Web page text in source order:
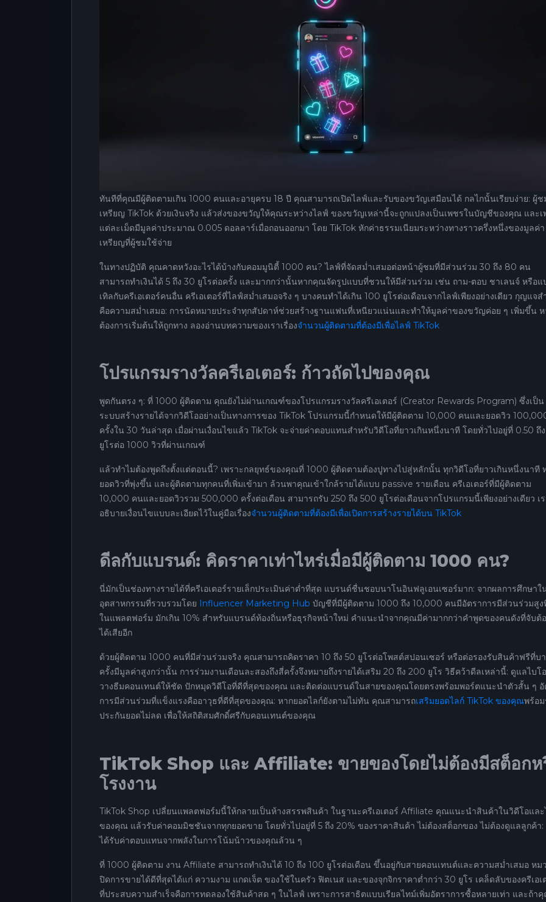
ทันทีที่คุณมีผู้ติดตามเกิน 1000 คนและอายุครบ 18 ปี คุณสามารถเปิดไลฟ์และรับของขวัญเสมือนได้ กลไกนั้นเรียบง่าย: ผู้ช
เหรียญ TikTok ด้วยเงินจริง แล้วส่งของขวัญให้คุณระหว่างไลฟ์ ของขวัญเหล่านี้จะถูกแปลงเป็นเพชรในบัญชีของคุณ และเ
แต่ละเม็ดมีมูลค่าประมาณ 0.005 ดอลลาร์เมื่อถอนออกมา โดย TikTok หักค่าธรรมเนียมระหว่างทางราวครึ่งหนึ่งของมูลค่า
เหรียญที่ผู้ชมใช้จ่าย
ในทางปฏิบัติ คุณคาดหวังอะไรได้บ้างกับคอมมูนิตี้ 1000 คน? ไลฟ์ที่จัดสม่ำเสมอต่อหน้าผู้ชมที่มีส่วนร่วม 30 ถึง 80 คน
สามารถทำเงินได้ 5 ถึง 30 ยูโรต่อครั้ง และมากกว่านั้นหากคุณจัดรูปแบบที่ชวนให้มีส่วนร่วม เช่น ถาม-ตอบ ชาเลนจ์ หรือแ
เทิลกับครีเอเตอร์คนอื่น ครีเอเตอร์ที่ไลฟ์สม่ำเสมอจริง ๆ บางคนทำได้เกิน 100 ยูโรต่อเดือนจากไลฟ์เพียงอย่างเดียว กุญแจ
คือความสม่ำเสมอ: การนัดหมายประจำทุกสัปดาห์ช่วยสร้างฐานแฟนที่เหนียวแน่นและทำให้มูลค่าของขวัญค่อย ๆ เพิ่มขึ้น ห
ต้องการเริ่มต้นให้ถูกทาง ลองอ่านบทความของเราเรื่องจำนวนผู้ติดตามที่ต้องมีเพื่อไลฟ์ TikTok
โปรแกรมรางวัลครีเอเตอร์: ก้าวถัดไปของคุณ
พูดกันตรง ๆ: ที่ 1000 ผู้ติดตาม คุณยังไม่ผ่านเกณฑ์ของโปรแกรมรางวัลครีเอเตอร์ (Creator Rewards Program) ซึ่งเป็น
ระบบสร้างรายได้จากวิดีโออย่างเป็นทางการของ TikTok โปรแกรมนี้กำหนดให้มีผู้ติดตาม 10,000 คนและยอดวิว
ครั้งใน 30 วันล่าสุด เมื่อผ่านเงื่อนไขแล้ว TikTok จะจ่ายค่าตอบแทนสำหรับวิดีโอที่ยาวเกินหนึ่งนาที โดยทั่วไปอยู่ที่ 0.50 ถึง
ยูโรต่อ 1000 วิวที่ผ่านเกณฑ์
แล้วทำไมต้องพูดถึงตั้งแต่ตอนนี้? เพราะกลยุทธ์ของคุณที่ 1000 ผู้ติดตามต้องปูทางไปสู่หลักนั้น ทุกวิดีโอที่ยาวเกินหนึ่งนาที
ยอดวิวที่พุ่งขึ้น และผู้ติดตามทุกคนที่เพิ่มเข้ามา ล้วนพาคุณเข้าใกล้รายได้แบบ passive รายเดือน ครีเอเตอร์ที่มีผู้ติดตาม
10,000 คนและยอดวิวรวม 500,000 ครั้งต่อเดือน สามารถรับ 250 ถึง 500 ยูโรต่อเดือนจากโปรแกรมนี้เพียงอย่างเดียว เ
อธิบายเงื่อนไขแบบละเอียดไว้ในคู่มือเรื่องจำนวนผู้ติดตามที่ต้องมีเพื่อเปิดการสร้างรายได้บน TikTok
ดีลกับแบรนด์: คิดราคาเท่าไหร่เมื่อมีผู้ติดตาม 1000 คน?
นี่มักเป็นช่องทางรายได้ที่ครีเอเตอร์รายเล็กประเมินค่าต่ำที่สุด แบรนด์ชื่นชอบนาโนอินฟลูเอนเซอร์มาก: จากผลการศึกษาใ
อุตสาหกรรมที่รวบรวมโดย Influencer Marketing Hub บัญชีที่มีผู้ติดตาม 1000 ถึง 10,000 คนมีอัตราการมีส่วนร่วมสูง
ในแพลตฟอร์ม มักเกิน 10% สำหรับแบรนด์ท้องถิ่นหรือธุรกิจหน้าใหม่ คำแนะนำจากคุณมีค่ามากกว่าคำพูดของคนดังที่จับต้
ได้เสียอีก
ด้วยผู้ติดตาม 1000 คนที่มีส่วนร่วมจริง คุณสามารถคิดราคา 10 ถึง 50 ยูโรต่อโพสต์สปอนเซอร์ หรือต่อรองรับสินค้าฟรีที่บ
ครั้งมีมูลค่าสูงกว่านั้น การร่วมงานเดือนละสองถึงสี่ครั้งจึงหมายถึงรายได้เสริม 20 ถึง 200 ยูโร วิธีคว้าดีลเหล่านี้: ดูแลไบโ
วางธีมคอนเทนต์ให้ชัด ปักหมุดวิดีโอที่ดีที่สุดของคุณ และติดต่อแบรนด์ในสายของคุณโดยตรงพร้อมพอร์ตแนะนำตัวสั้น ๆ อั
การมีส่วนร่วมที่แข็งแรงคืออาวุธที่ดีที่สุดของคุณ: หากยอดไลก์ยังตามไม่ทัน คุณสามารถเสริมยอดไลก์ TikTok ของคุณพร้อ
ประกันยอดไม่ลด เพื่อให้สถิติสมศักดิ์ศรีกับคอนเทนต์ของคุณ
TikTok Shop และ Affiliate: ขายของโดยไม่ต้องมีสต็อกห
โรงงาน
TikTok Shop เปลี่ยนแพลตฟอร์มนี้ให้กลายเป็นห้างสรรพสินค้า ในฐานะครีเอเตอร์ Affiliate คุณแนะนำสินค้าในวิดีโอแล
ของคุณ แล้วรับค่าคอมมิชชันจากทุกยอดขาย โดยทั่วไปอยู่ที่ 5 ถึง 20% ของราคาสินค้า ไม่ต้องสต็อกของ ไม่ต้องดูแลลูกค้า
ได้รับค่าตอบแทนจากพลังในการโน้มน้าวของคุณล้วน ๆ
ที่ 1000 ผู้ติดตาม งาน Affiliate สามารถทำเงินได้ 10 ถึง 100 ยูโรต่อเดือน ขึ้นอยู่กับสายคอนเทนต์และความสม่ำเสมอ หม
ปิดการขายได้ดีที่สุดได้แก่ ความงาม แกดเจ็ต ของใช้ในครัว ฟิตเนส และของจุกจิกราคาต่ำกว่า 30 ยูโร เคล็ดลับของครีเอเ
ที่ประสบความสำเร็จคือการทดลองใช้สินค้าสด ๆ ในไลฟ์ เพราะการสาธิตแบบเรียลไทม์เพิ่มอัตราการซื้อหลายเท่า และถ้า